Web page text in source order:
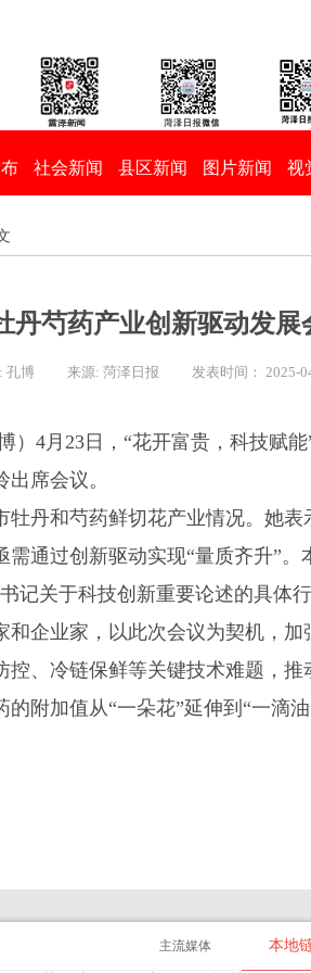
社会新闻 县区新闻 图片新闻 视
丹芍药产业创新驱动发展
孔博 来源: 菏泽日报 发表时间： 2025-
博）4月23日，“花开富贵，科技
席会议。
牡丹和芍药鲜切花产业情况。她
通过创新驱动实现“量质齐升”。
记关于科技创新重要论述的具体
和企业家，以此次会议为契机，
控、冷链保鲜等关键技术难题，
附加值从“一朵花”延伸到“一滴
主流媒体 本地